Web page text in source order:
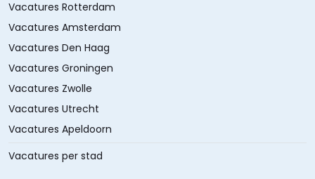
Vacatures Rotterdam
Vacatures Amsterdam
Vacatures Den Haag
Vacatures Groningen
Vacatures Zwolle
Vacatures Utrecht
Vacatures Apeldoorn
Vacatures per stad